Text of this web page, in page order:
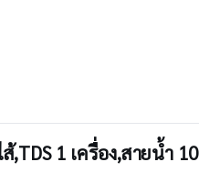
,TDS 1 เครื่อง,สายน้ำ 10